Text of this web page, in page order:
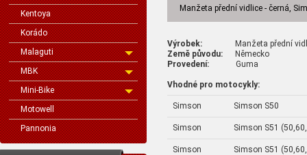
Kentoya
Korádo
Malaguti
MBK
Mini-Bike
Motowell
Pannonia
Manžeta přední vidlice - černá,
Výrobek: Manžeta přední
Země původu: Německo
Provedení: Guma
Vhodné pro motocykly:
Simson Simson S50
Simson Simson S51
Simson Simson S51